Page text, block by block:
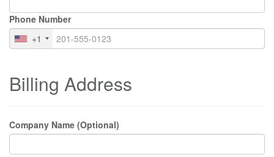
Phone Number
+1
Billing Address
Company Name (Optional)